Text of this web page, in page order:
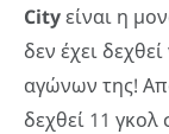
Cityείναι η
δεν έχει
αγώνων της!
δεχθεί 11